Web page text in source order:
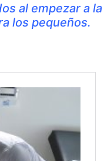
al empezar a
los pequeños.